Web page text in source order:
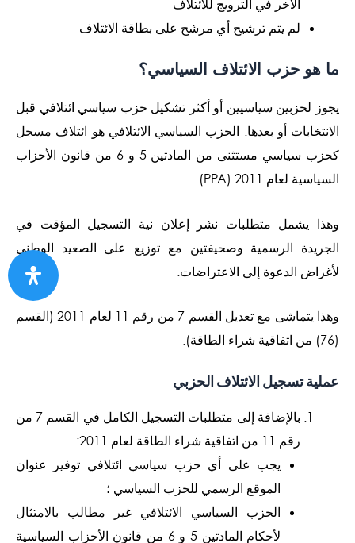
الآخر في الترويج للائتلاف
لم يتم ترشيح أي مرشح على بطاقة الائتلاف
ما هو حزب الائتلاف السياسي؟
يجوز لحزبين سياسيين أو أكثر تشكيل حزب سياسي ائتلافي قبل
الانتخابات أو بعدها. الحزب السياسي الائتلافي هو ائتلاف مسجل
كحزب سياسي مستثنى من المادتين 5 و 6 من قانون الأحزاب
السياسية لعام 2011 (PPA).
وهذا يشمل متطلبات نشر إعلان نية التسجيل المؤقت في
الجريدة الرسمية وصحيفتين مع توزيع على الصعيد الوطني
لأغراض الدعوة إلى الاعتراضات.
وهذا يتماشى مع تعديل القسم 7 من رقم 11 لعام 2011 (القسم
(76) من اتفاقية شراء الطاقة).
عملية تسجيل الائتلاف الحزبي
بالإضافة إلى متطلبات التسجيل الكامل في القسم 7 من
رقم 11 من اتفاقية شراء الطاقة لعام 2011:
يجب على أي حزب سياسي ائتلافي توفير عنوان
الموقع الرسمي للحزب السياسي ؛
الحزب السياسي الائتلافي غير مطالب بالامتثال
لأحكام المادتين 5 و 6 من قانون الأحزاب السياسية